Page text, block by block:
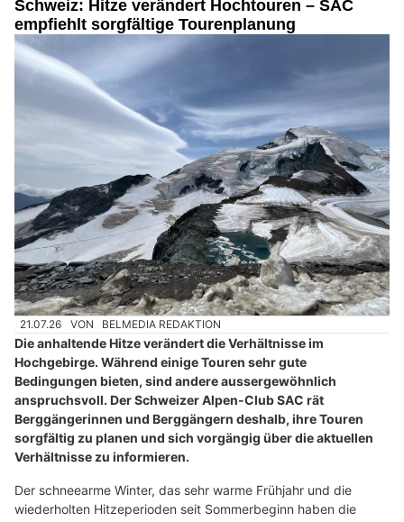
Schweiz: Hitze verändert Hochtouren – SAC
empfiehlt sorgfältige Tourenplanung
21.07.26 VON BELMEDIA REDAKTION
Die anhaltende Hitze verändert die Verhältnisse im
Hochgebirge. Während einige Touren sehr gute
Bedingungen bieten, sind andere aussergewöhnlich
anspruchsvoll. Der Schweizer Alpen-Club SAC rät
Berggängerinnen und Berggängern deshalb, ihre Touren
sorgfältig zu planen und sich vorgängig über die aktuellen
Verhältnisse zu informieren.
Der schneearme Winter, das sehr warme Frühjahr und die
wiederholten Hitzeperioden seit Sommerbeginn haben die